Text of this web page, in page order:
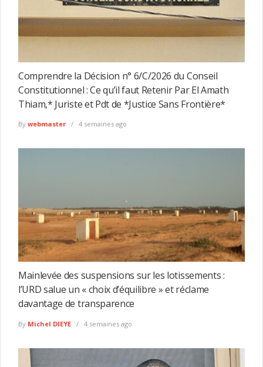
Comprendre la Décision n° 6/C/2026 du Conseil
Constitutionnel : Ce qu’il faut Retenir Par El Amath
Thiam,* Juriste et Pdt de *Justice Sans Frontière*
By webmaster 4 semaines ago
Mainlevée des suspensions sur les lotissements :
l’URD salue un « choix d’équilibre » et réclame
davantage de transparence
By Michel DIEYE 4 semaines ago